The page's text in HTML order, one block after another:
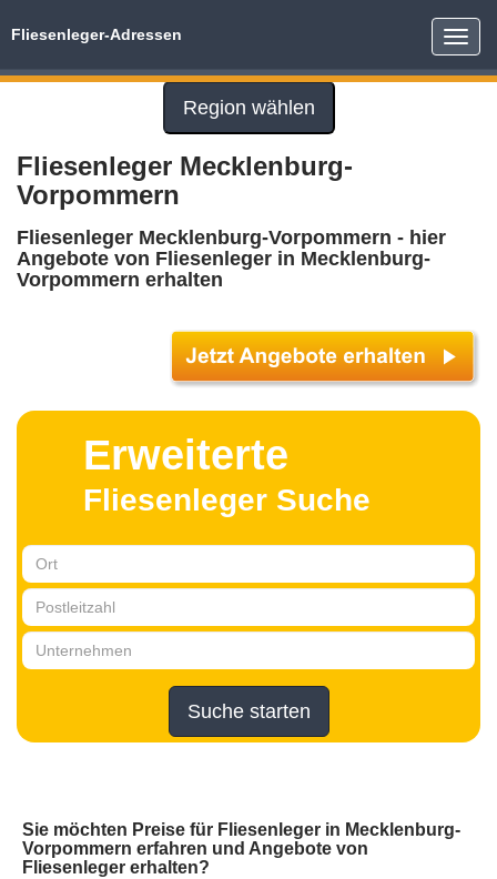
Toggle
Fliesenleger-Adressen
Region wählen
Fliesenleger Mecklenburg-
Vorpommern
Fliesenleger Mecklenburg-Vorpommern - hier
Angebote von Fliesenleger in Mecklenburg-
Vorpommern erhalten
Erweiterte
Fliesenleger Suche
Suche starten
Sie möchten Preise für Fliesenleger in Mecklenburg-
Vorpommern erfahren und Angebote von
Fliesenleger erhalten?